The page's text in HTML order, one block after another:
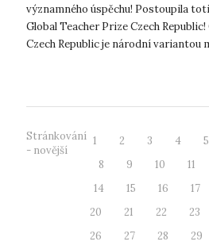
významného úspěchu! Postoupila
Global Teacher Prize Czech
Czech Republic je národní variantou
Stránkování
- novější
1 2 3 4 5
8
9 10 11
14
15 16 17
20
21 22 23
26
27 28 29